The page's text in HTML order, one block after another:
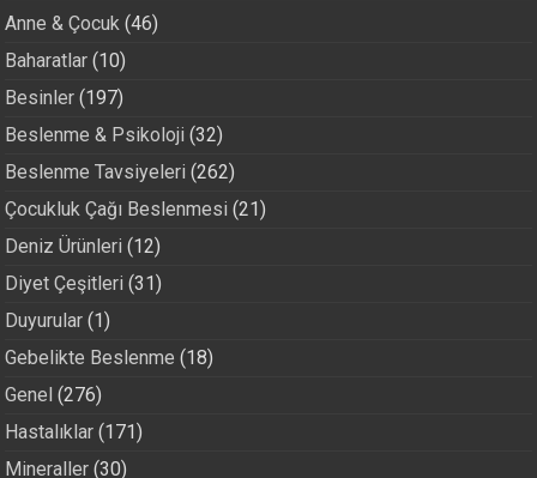
Anne & Çocuk (46)
Baharatlar (10)
Besinler (197)
Beslenme & Psikoloji (32)
Beslenme Tavsiyeleri (262)
Çocukluk Çağı Beslenmesi (21)
Deniz Ürünleri (12)
Diyet Çeşitleri (31)
Duyurular (1)
Gebelikte Beslenme (18)
Genel (276)
Hastalıklar (171)
Mineraller (30)